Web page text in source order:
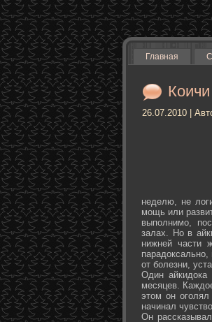
Главная
26.07.2010 |
неделю, не
мощь или
выполнимо,
залах. Но в
нижней части
от болезни,
Один айкидока
месяцев.
этом он оголял
начинал
Он